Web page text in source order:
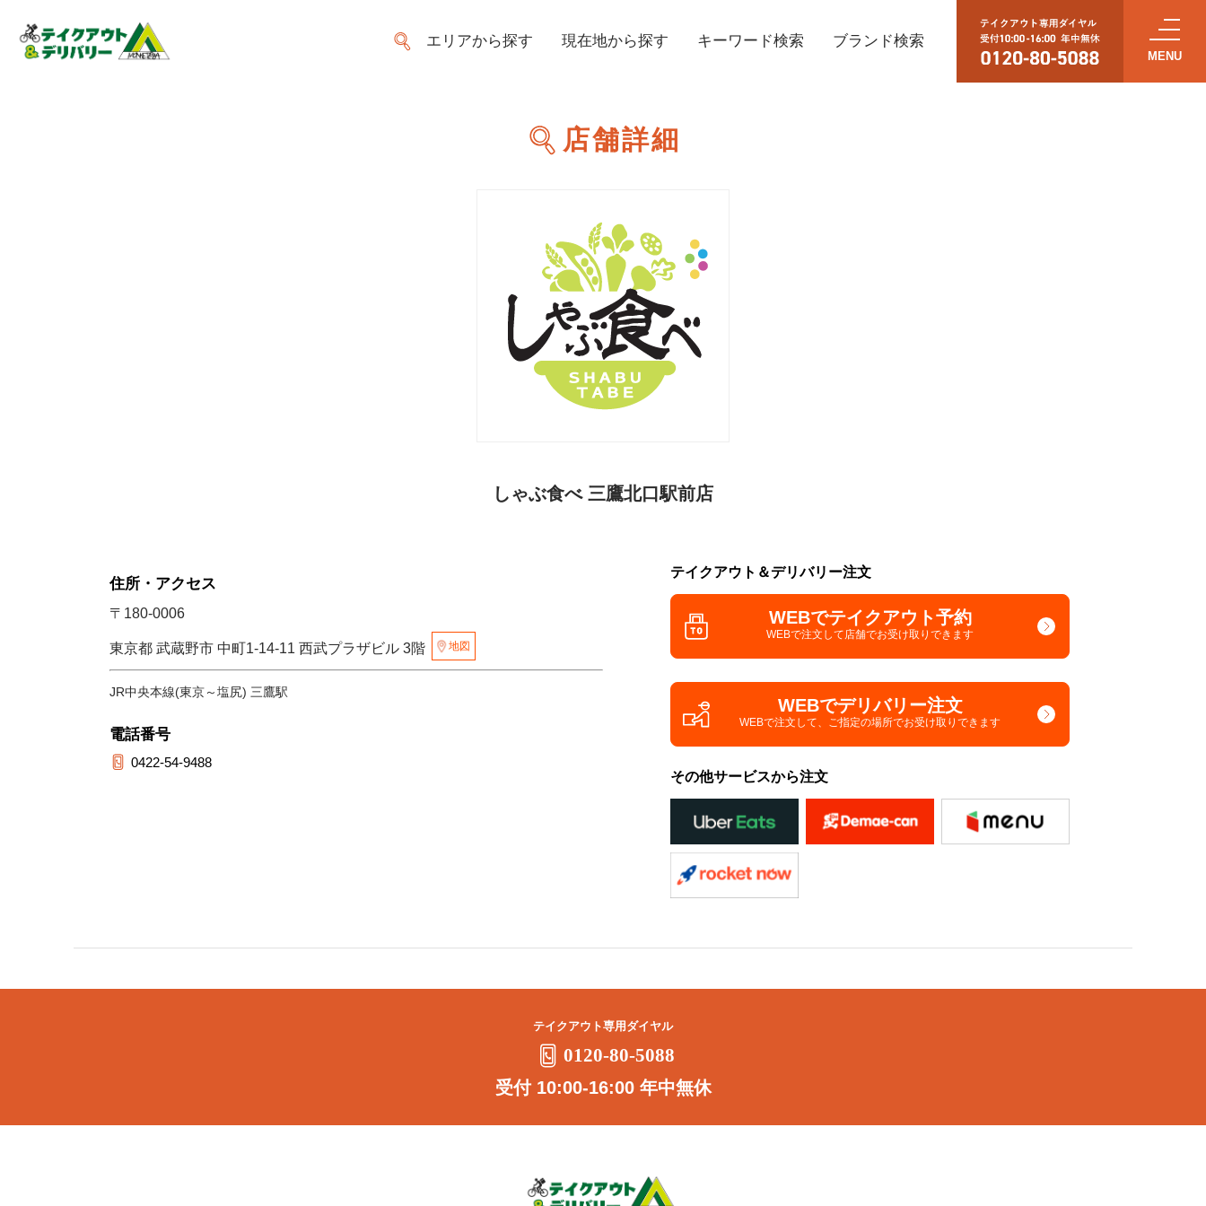
エリアから探す 現在地から探す キーワード検索 ブランド検索
店舗詳細
しゃぶ食べ 三鷹北口駅前店
住所・アクセス
〒180-0006
東京都 武蔵野市 中町1-14-11 西武プラザビル 3階 地図
JR中央本線(東京～塩尻) 三鷹駅
電話番号
0422-54-9488
テイクアウト＆デリバリー注文
WEBでテイクアウト予約
WEBで注文して店舗でお受け取りできます
WEBでデリバリー注文
WEBで注文して、 ご指定の場所でお受け取りできます
その他サービスから注文
テイクアウト専用ダイヤル
0120-80-5088
受付 10:00-16:00 年中無休